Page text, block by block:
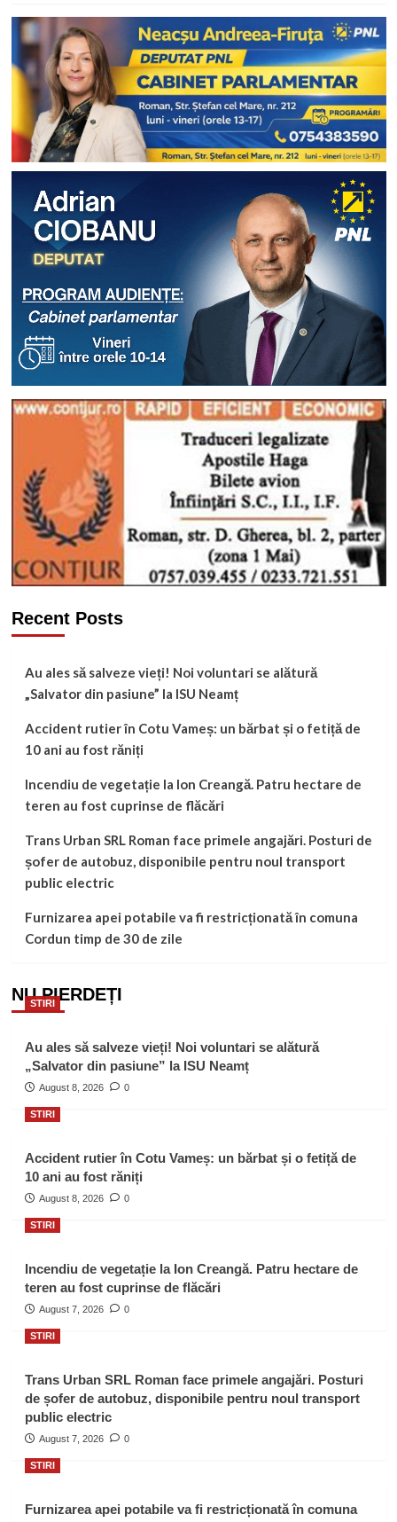
Recent Posts
Au ales să salveze vieți! Noi voluntari se alătură
„Salvator din pasiune” la ISU Neamț
Accident rutier în Cotu Vameș: un bărbat și o fetiță de
10 ani au fost răniți
Incendiu de vegetație la Ion Creangă. Patru hectare de
teren au fost cuprinse de flăcări
Trans Urban SRL Roman face primele angajări. Posturi de
șofer de autobuz, disponibile pentru noul transport
public electric
Furnizarea apei potabile va fi restricționată în comuna
Cordun timp de 30 de zile
NU PIERDEȚI
STIRI
Au ales să salveze vieți! Noi voluntari se alătură
„Salvator din pasiune” la ISU Neamț
August 8, 2026 0
STIRI
Accident rutier în Cotu Vameș: un bărbat și o fetiță de
10 ani au fost răniți
August 8, 2026 0
STIRI
Incendiu de vegetație la Ion Creangă. Patru hectare de
teren au fost cuprinse de flăcări
August 7, 2026 0
STIRI
Trans Urban SRL Roman face primele angajări. Posturi
de șofer de autobuz, disponibile pentru noul transport
public electric
August 7, 2026 0
STIRI
Furnizarea apei potabile va fi restricționată în comuna